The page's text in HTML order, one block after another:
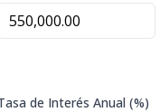
de Interés Anual (%)